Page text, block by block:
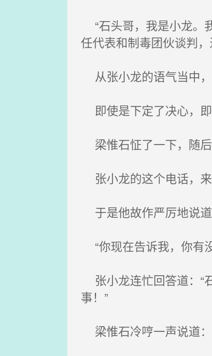
“石头哥，我是小龙。
任代表和制毒团伙谈判
从张小龙的语气当中，
即使是下定了决心，即
梁惟石怔了一下，随后
张小龙的这个电话，来
于是他故作严厉地说
“你现在告诉我，你有
张小龙连忙回答道：“
事！”
梁惟石冷哼一声说道